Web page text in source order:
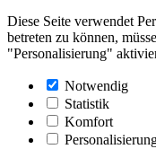
Diese Seite verwendet
betreten zu können,
"Personalisierung"
Notwendig
Statistik
Komfort